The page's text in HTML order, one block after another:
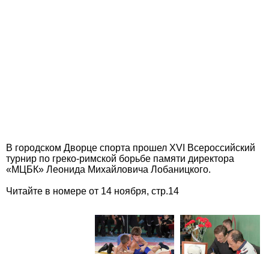
В городском Дворце спорта прошел XVI Всероссийский
турнир по греко-римской борьбе памяти директора
«МЦБК» Леонида Михайловича Лобаницкого.
Читайте в номере от 14 ноября, стр.14